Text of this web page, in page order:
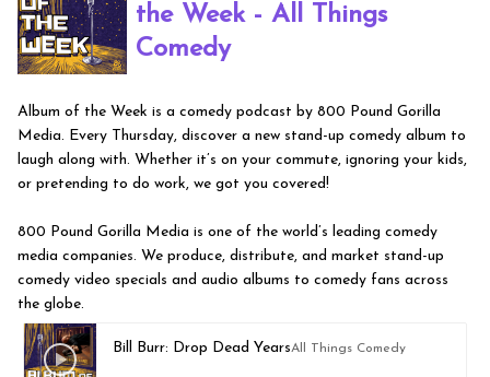
the Week - All Things
Comedy
Album of the Week is a comedy podcast by 800 Pound Gorilla
Media. Every Thursday, discover a new stand-up comedy album to
laugh along with. Whether it’s on your commute, ignoring your kids,
or pretending to do work, we got you covered!
800 Pound Gorilla Media is one of the world’s leading comedy
media companies. We produce, distribute, and market stand-up
comedy video specials and audio albums to comedy fans across
the globe.
Bill Burr: Drop Dead YearsAll Things Comedy